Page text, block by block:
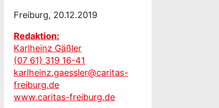
Freiburg, 20.12.2019
Redaktion:
Karlheinz Gäßler
(07 61) 319 16-41
karlheinz.gaessler@caritas-
freiburg.de
www.caritas-freiburg.de